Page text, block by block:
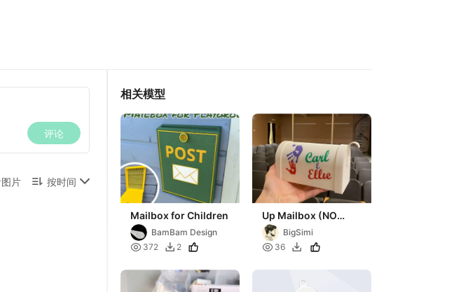
相关模型
Mailbox for Children
BamBam Design
 372  2
Up Mailbox (NO
CFS)BigSimi
 36 